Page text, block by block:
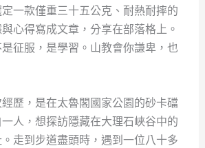
一款僅重三十五公克、耐熱耐摔的
心得寫成文章，分享在部落格上。
征服，是學習。山教會你謙卑，也
歷，是在太魯閣國家公園的砂卡礑
人，想探訪隱藏在大理石峽谷中的
走到步道盡頭時，遇到一位八十多